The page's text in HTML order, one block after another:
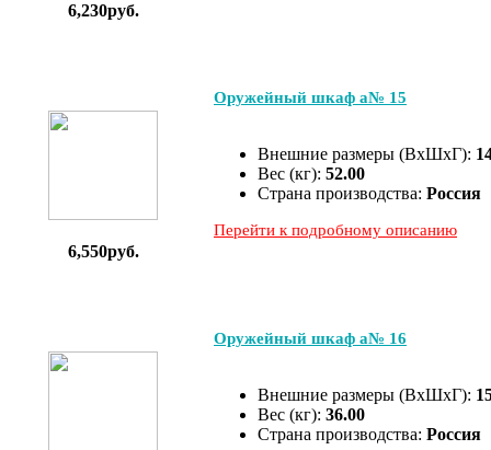
6,230руб.
6,550руб.
Оружейный шкаф а№ 15
Внешние размеры (ВхШхГ):
Вес (кг): 52.00
Страна производства: Россия
Перейти к подробному описанию
Оружейный шкаф а№ 16
Внешние размеры (ВхШхГ):
Вес (кг): 36.00
Страна производства: Россия